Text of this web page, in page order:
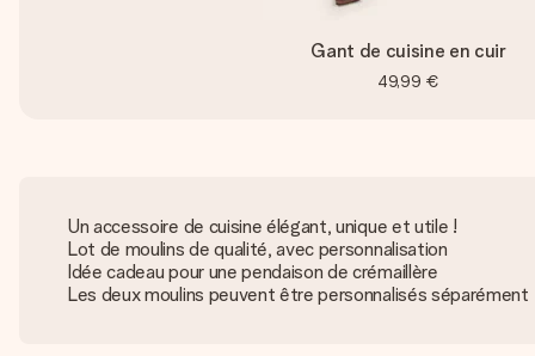
Gant de cuisine en cuir
49,99 €
Un accessoire de cuisine élégant, unique et utile !
Lot de moulins de qualité, avec personnalisation
Idée cadeau pour une pendaison de crémaillère
Les deux moulins peuvent être personnalisés séparément